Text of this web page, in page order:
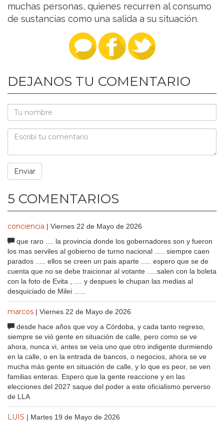
muchas personas, quienes recurren al consumo
de sustancias como una salida a su situación.
DEJANOS TU COMENTARIO
5 COMENTARIOS
conciencia | Viernes 22 de Mayo de 2026
que raro .... la provincia donde los gobernadores son y fueron
los mas serviles al gobierno de turno nacional ..... siempre caen
parados ..... ellos se creen un pais aparte ..... espero que se de
cuenta que no se debe traicionar al votante .....salen con la boleta
con la foto de Evita , .... y despues le chupan las medias al
desquiciado de Milei ......
marcos | Viernes 22 de Mayo de 2026
desde hace años que voy a Córdoba, y cada tanto regreso,
siempre se vió gente en situación de calle, pero como se ve
ahora, nunca vi, antes se veía uno que otro indigente durmiendo
en la calle, o en la entrada de bancos, o negocios, ahora se ve
mucha más gente en situación de calle, y lo que es peor, se ven
familias enteras. Espero que la gente reaccione y en las
elecciones del 2027 saque del poder a este oficialismo perverso
de LLA
LUIS | Martes 19 de Mayo de 2026